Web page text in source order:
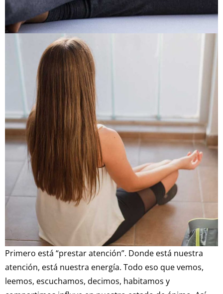
Primero está “prestar atención”. Donde está nuestra
atención, está nuestra energía. Todo eso que vemos,
leemos, escuchamos, decimos, habitamos y